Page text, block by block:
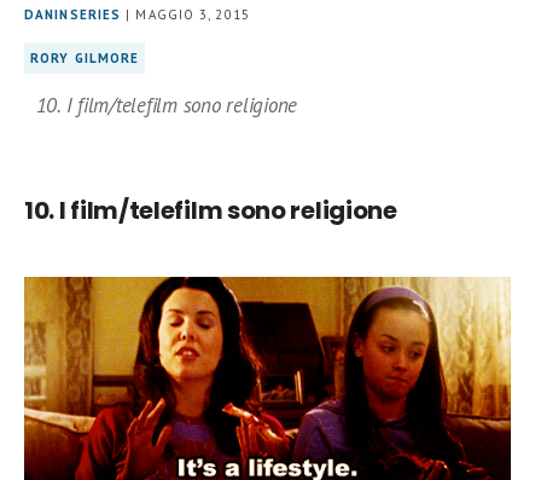
DANINSERIES | MAGGIO 3, 2015
RORY GILMORE
10. I film/telefilm sono religione
10. I film/telefilm sono religione